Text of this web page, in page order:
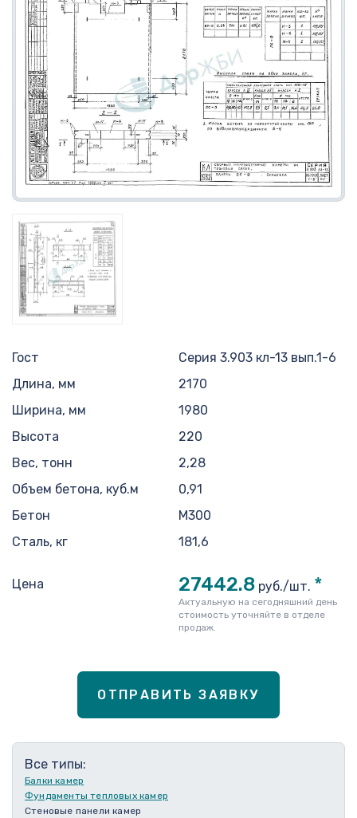
Гост
Серия 3.903 кл-13 вып.1-6
Длина, мм
2170
Ширина, мм
1980
Высота
220
Вес, тонн
2,28
Объем бетона, куб.м
0,91
Бетон
М300
Сталь, кг
181,6
Цена 27442.8 руб./шт. *
Актуальную на сегодняшний день
стоимость уточняйте в отделе
продаж.
ОТПРАВИТЬ ЗАЯВКУ
Все типы:
Балки камер
Фундаменты тепловых камер
Стеновые панели камер